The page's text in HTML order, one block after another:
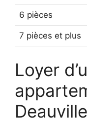
6 pièces
7 pièces et plus
Loyer
Deauville